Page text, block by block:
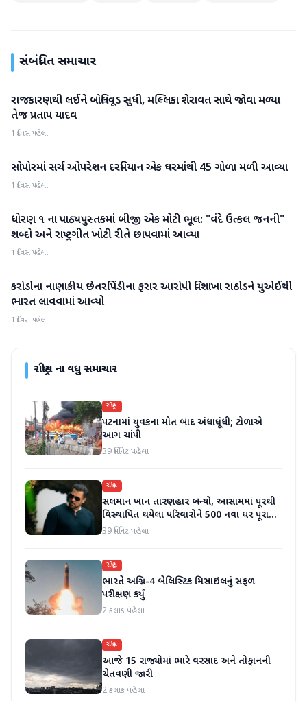
સંબંધિત સમાચાર
રાષ્ટ્રીય
રાજકારણથી લઈને બોલિવૂડ સુધી, મલ્લિકા શેરાવત સાથે જોવા મળ્યા
તેજ પ્રતાપ યાદવ
1 દિવસ પહેલા
રાષ્ટ્રીય
સોપોરમાં સર્ચ ઓપરેશન દરમિયાન એક ઘરમાંથી 45 ગોળા મળી આવ્યા
1 દિવસ પહેલા
રાષ્ટ્રીય
ધોરણ ૧ ના પાઠ્યપુસ્તકમાં બીજી એક મોટી ભૂલ: "વંદે ઉત્કલ જનની"
શબ્દો અને રાષ્ટ્રગીત ખોટી રીતે છાપવામાં આવ્યા
1 દિવસ પહેલા
રાષ્ટ્રીય
કરોડોના નાણાકીય છેતરપિંડીના ફરાર આરોપી વિશાખા રાઠોડને યુએઈથી
ભારત લાવવામાં આવ્યો
1 દિવસ પહેલા
રાષ્ટ્રીયના વધુ સમાચાર
રાષ્ટ્રીય
પટનામાં યુવકના મોત બાદ અંધાધૂંધી; ટોળાએ
આગ ચાંપી
39 મિનિટ પહેલા
રાષ્ટ્રીય
સલમાન ખાન તારણહાર બન્યો, આસામમાં પૂરથી
વિસ્થાપિત થયેલા પરિવારોને 500 નવા ઘર પૂરા
પાડ્યા
39 મિનિટ પહેલા
રાષ્ટ્રીય
ભારતે અગ્નિ-4 બેલિસ્ટિક મિસાઇલનું સફળ
પરીક્ષણ કર્યું
2 કલાક પહેલા
રાષ્ટ્રીય
આજે 15 રાજ્યોમાં ભારે વરસાદ અને તોફાનની
ચેતવણી જારી
2 કલાક પહેલા